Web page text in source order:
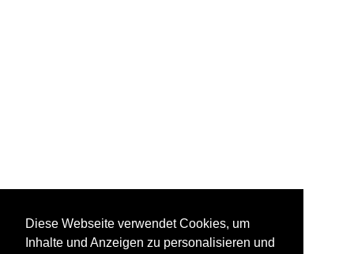
Diese Webseite verwendet Cookies, um
Inhalte und Anzeigen zu personalisieren und